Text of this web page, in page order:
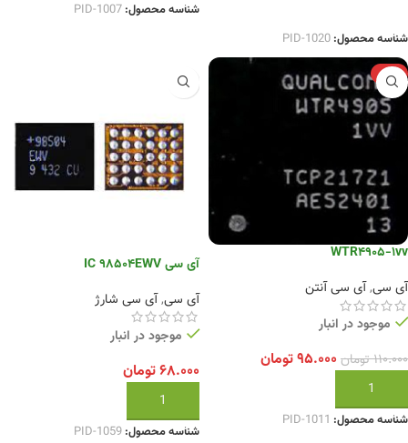
شناسه محصول: PID-1020
شناسه محصول: PID-1007
-14%
WTR4905-1vv
آی سی,آی سی آنتن
موجود در انبار
۱۱۰.۰۰۰تومان ۹۵.۰۰۰تومان
افزودن به سبد خرید
شناسه محصول: PID-1011
آی سی IC 98504EWV
آی سی,آی سی شارژ
موجود در انبار
۶۸.۰۰۰تومان
افزودن به سبد خرید
شناسه محصول: PID-1059